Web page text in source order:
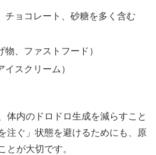
チョコレート、砂糖を多く含む
物、ファストフード）
スクリーム）
体内のドロドロ生成を減らすこと
注ぐ」状態を避けるためにも、原
とが大切です。